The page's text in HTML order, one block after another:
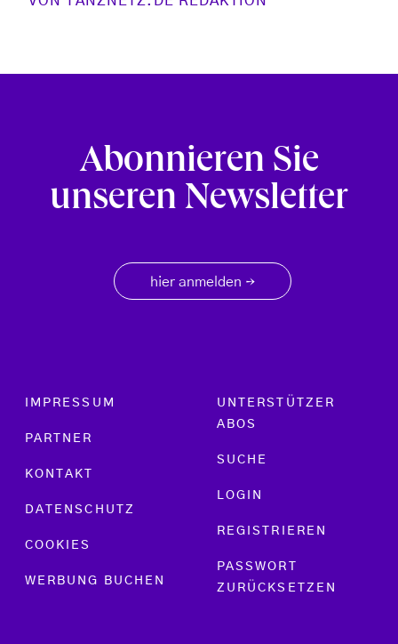
Abonnieren Sie
unseren Newsletter
hier anmelden →
Footer menu
IMPRESSUM
PARTNER
KONTAKT
DATENSCHUTZ
COOKIES
WERBUNG BUCHEN
UNTERSTÜTZER
ABOS
SUCHE
LOGIN
REGISTRIEREN
PASSWORT
ZURÜCKSETZEN